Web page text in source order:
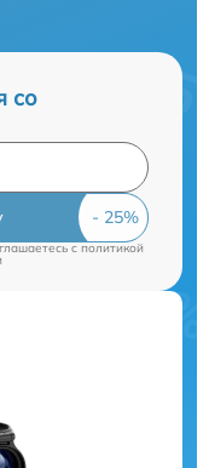
со
cполитикой